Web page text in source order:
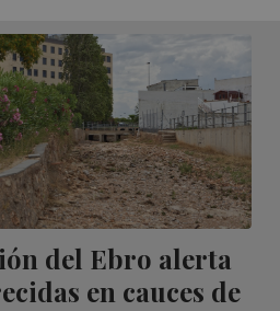
del Ebro alerta
en cauces de